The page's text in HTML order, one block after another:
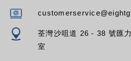
荃灣沙咀道 26 - 38 號匯
室